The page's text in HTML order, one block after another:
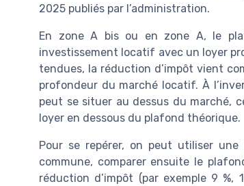
2025 publiés par l’administration.
En zone A bis ou en zone A, le
investissement locatif avec un loyer
tendues, la réduction d’impôt vient
profondeur du marché locatif. À
peut se situer au dessus du marché,
loyer en dessous du plafond théorique.
Pour se repérer, on peut utiliser
commune, comparer ensuite le
réduction d’impôt (par exemple 9 %,